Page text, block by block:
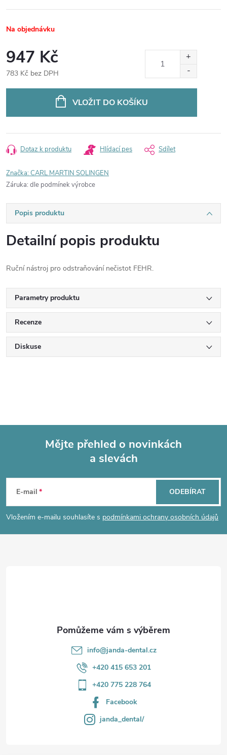
Na objednávku
947 Kč
783 Kč bez DPH
VLOŽIT DO KOŠÍKU
Dotaz k produktu Hlídací pes Sdílet
Značka:CARL MARTIN SOLINGEN
Záruka: dle podmínek výrobce
Popis produktu
Detailní popis produktu
Ruční nástroj pro odstraňování nečistot FEHR.
Parametry produktu
Recenze
Diskuse
p
a
Mějte přehled o novinkách
a slevách
E-mail
Vložením e-mailu souhlasíte s podmínkami ochrany osobních údajů
ODEBÍRAT
info@janda-dental.cz
+420 415 653 201
+420 775 228 764
Facebook
janda_dental/